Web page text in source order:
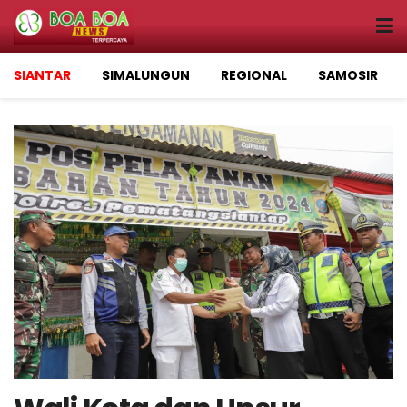
SIANTAR SIMALUNGUN REGIONAL SAMOSIR